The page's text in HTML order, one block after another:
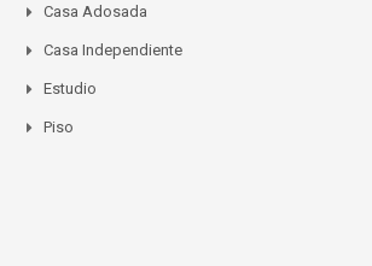
Casa Adosada
Casa Independiente
Estudio
Piso